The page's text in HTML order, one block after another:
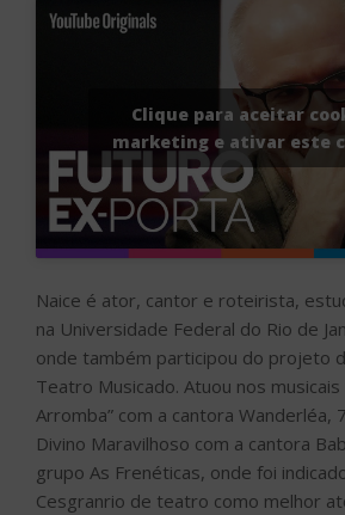
Clique para aceitar
marketing e ativar este
Naice é ator, cantor e roteirista,
na Universidade Federal do Rio de
onde também participou do projeto
Teatro Musicado. Atuou nos musicais
Arromba” com a cantora Wanderléa,
Divino Maravilhoso com a cantora
grupo As Frenéticas, onde foi
Cesgranrio de teatro como melhor